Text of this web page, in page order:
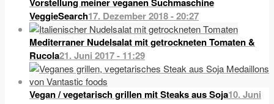
VeggieSearch17. Dezember 2018 - 20:27
Mediterraner Nudelsalat mit getrockneten Tomaten &
Rucola21. Juni 2017 - 11:29
Vegan / vegetarisch grillen mit Steaks aus Soja10. Juni